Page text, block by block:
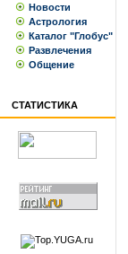
Новости
Астрология
Каталог "Глобус"
Развлечения
Общение
СТАТИСТИКА